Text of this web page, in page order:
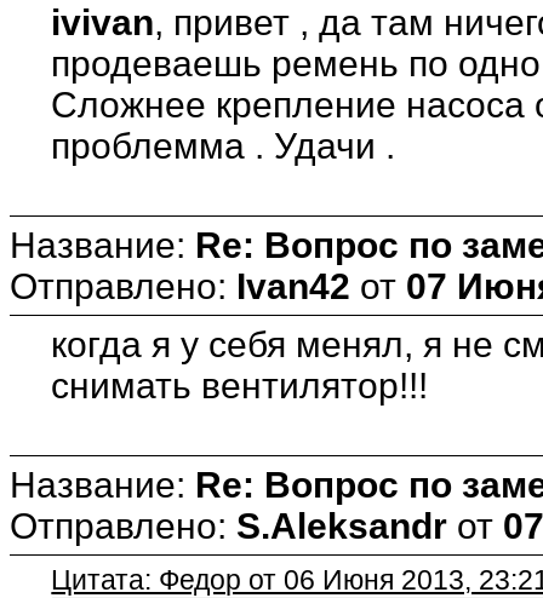
ivivan, привет , да там
продеваешь ремень по
Сложнее крепление насоса
проблемма . Удачи .
Название: Re: Вопрос по
Отправлено: Ivan42 от 07
когда я у себя менял, я не
снимать вентилятор!!!
Название: Re: Вопрос по
Отправлено: S.Aleksandr от
Цитата: Федор от 06 Июня 2013,